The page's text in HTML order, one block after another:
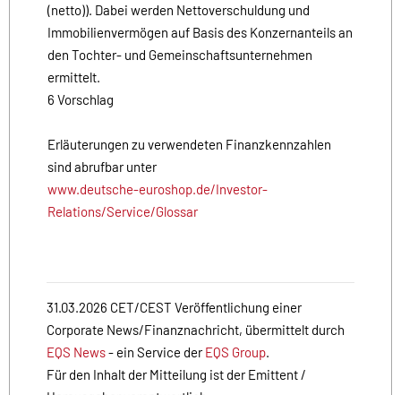
(netto)). Dabei werden Nettoverschuldung und
Immobilienvermögen auf Basis des Konzernanteils an
den Tochter- und Gemeinschaftsunternehmen
ermittelt.
6 Vorschlag
Erläuterungen zu verwendeten Finanzkennzahlen
sind abrufbar unter
www.deutsche-euroshop.de/Investor-
Relations/Service/Glossar
31.03.2026 CET/CEST Veröffentlichung einer
Corporate News/Finanznachricht, übermittelt durch
EQS News- ein Service derEQS Group
Für den Inhalt der Mitteilung ist der Emittent /